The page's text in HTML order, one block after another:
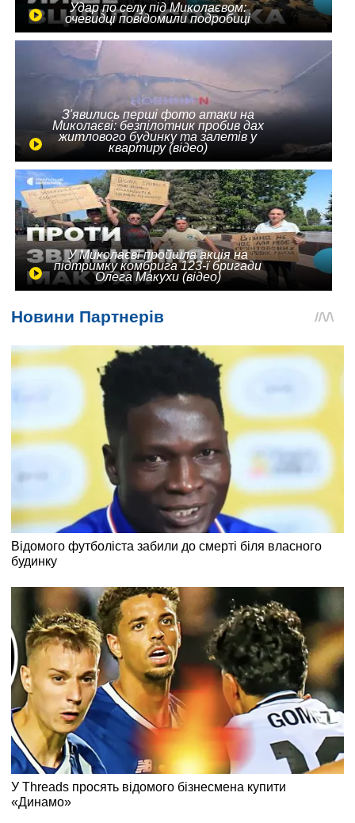
Удар по селу під Миколаєвом:
очевидці повідомили подробиці
З'явились перші фото атаки на
Миколаєві: безпілотник пробив дах
житлового будинку та залетів у
квартиру (відео)
У Миколаєві пройшла акція на
підтримку комбрига 123-ї бригади
Олега Макухи (відео)